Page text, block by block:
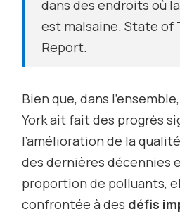
dans des endroits où
est malsaine. State of
Report.
Bien que, dans
York ait fait des progrès
l’amélioration de la
des dernières décennies
proportion de polluants,
confrontée à des défis